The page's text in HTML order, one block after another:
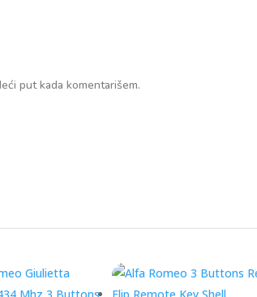
put kada komentarišem.